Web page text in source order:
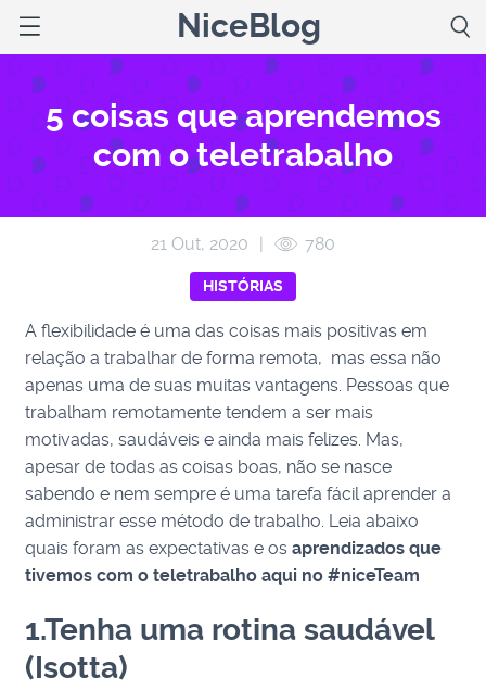
NiceBlog
5 coisas que aprendemos
com o teletrabalho
21 Out, 2020 | 780
HISTÓRIAS
A flexibilidade é uma das coisas mais positivas em
relação a trabalhar de forma remota, mas essa não
apenas uma de suas muitas vantagens. Pessoas que
trabalham remotamente tendem a ser mais
motivadas, saudáveis ​​e ainda mais felizes. Mas,
apesar de todas as coisas boas, não se nasce
sabendo e nem sempre é uma tarefa fácil aprender a
administrar esse método de trabalho. Leia abaixo
quais foram as expectativas e osaprendizados que
tivemos com o teletrabalho aqui no #niceTeam
1.Tenha uma rotina saudável
(Isotta)